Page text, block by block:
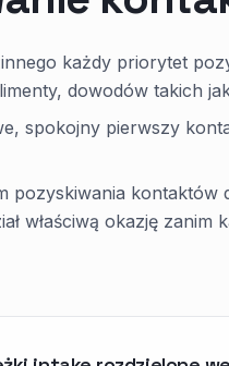
każdy priorytet
dowodów takich
spokojny pierwszy
pozyskiwania
właściwą okazję zanim